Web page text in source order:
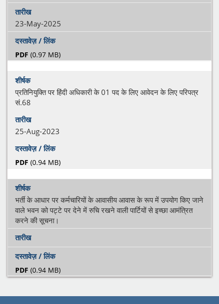
23-May-2025
PDF (0.97 MB)
प्रतिनियुक्ति पर हिंदी अधिकारी के 01 पद के लिए आवेदन के लिए परिपत्र
सं.68
25-Aug-2023
PDF (0.94 MB)
भर्ती के आधार पर कर्मचारियों के आवासीय आवास के रूप में उपयोग किए जाने
वाले भवन को पट्टे पर देने में रुचि रखने वाली पार्टियों से इच्छा आमंत्रित
करने की सूचना।
PDF (0.94 MB)